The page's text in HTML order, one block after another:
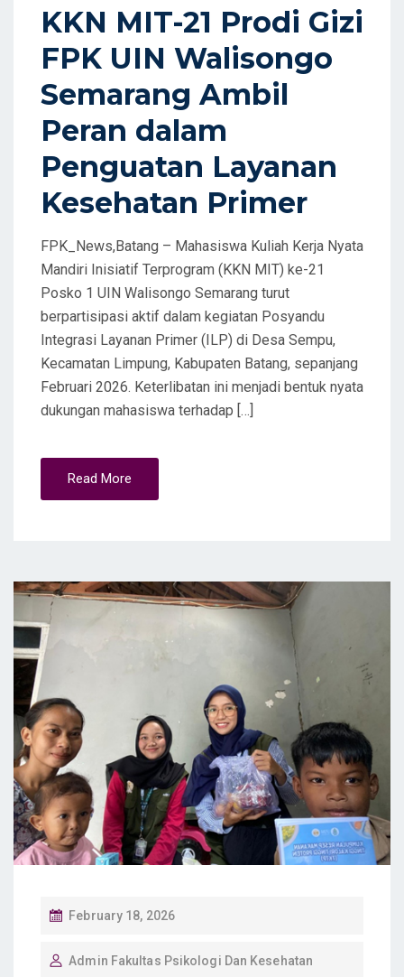
D
O
N
KKN MIT-21 Prodi Gizi
FPK UIN Walisongo
Semarang Ambil
Peran dalam
Penguatan Layanan
Kesehatan Primer
FPK_News,Batang – Mahasiswa Kuliah Kerja Nyata
Mandiri Inisiatif Terprogram (KKN MIT) ke-21
Posko 1 UIN Walisongo Semarang turut
berpartisipasi aktif dalam kegiatan Posyandu
Integrasi Layanan Primer (ILP) di Desa Sempu,
Kecamatan Limpung, Kabupaten Batang, sepanjang
Februari 2026. Keterlibatan ini menjadi bentuk nyata
dukungan mahasiswa terhadap […]
Read More
P
S
February 18, 2026
Admin Fakultas Psikologi Dan Kesehatan